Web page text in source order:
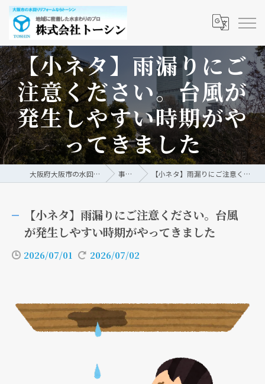
【小ネタ】雨漏りにご
注意ください。台風が
発生しやすい時期がや
ってきました
大阪府大阪市の水回りリフォームなら株式会社トーシン 事例/ブログ 【小ネタ】雨漏りにご注意ください。台風が発生しやすい時期がやってきました
【小ネタ】雨漏りにご注意ください。台風
が発生しやすい時期がやってきました
2026/07/01 2026/07/02